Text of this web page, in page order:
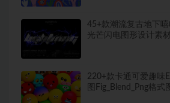
45+款潮流复古地下
光芒闪电图形设计素材
220+款卡通可爱趣味
图Fig_Blend_Png格式